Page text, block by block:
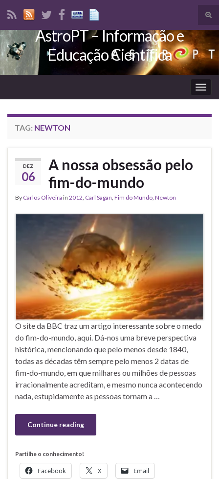
Search for:
AstroPT – Informação e
Educação Científica
TAG: NEWTON
DEZ
06
A nossa obsessão pelo
fim-do-mundo
By Carlos Oliveira in 2012, Carl Sagan, Fim do Mundo, Newton
O site da BBC traz um artigo interessante sobre o medo
do fim-do-mundo, aqui. Dá-nos uma breve perspectiva
histórica, mencionando que pelo menos desde 1840,
todas as décadas têm sempre pelo menos 2 datas de
fim-do-mundo, em que milhares ou milhões de pessoas
irracionalmente acreditam, e mesmo nunca acontecendo
nada, estupidamente as pessoas tornam a …
Continue reading
Partilhe o conhecimento!
Facebook X Email